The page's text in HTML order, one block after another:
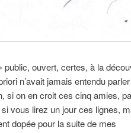
ouvert, certes, à la
n’avait jamais entendu
si on en croit ces cinq amies,
vous lirez un jour ces lignes,
dopée pour la suite de mes